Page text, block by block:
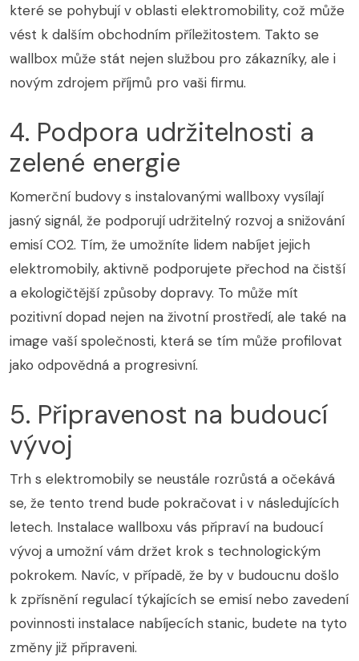
které se pohybují v oblasti elektromobility, což může
vést k dalším obchodním příležitostem. Takto se
wallbox může stát nejen službou pro zákazníky, ale i
novým zdrojem příjmů pro vaši firmu.
4. Podpora udržitelnosti a
zelené energie
Komerční budovy s instalovanými wallboxy vysílají
jasný signál, že podporují udržitelný rozvoj a snižování
emisí CO2. Tím, že umožníte lidem nabíjet jejich
elektromobily, aktivně podporujete přechod na čistší
a ekologičtější způsoby dopravy. To může mít
pozitivní dopad nejen na životní prostředí, ale také na
image vaší společnosti, která se tím může profilovat
jako odpovědná a progresivní.
5. Připravenost na budoucí
vývoj
Trh s elektromobily se neustále rozrůstá a očekává
se, že tento trend bude pokračovat i v následujících
letech. Instalace wallboxu vás připraví na budoucí
vývoj a umožní vám držet krok s technologickým
pokrokem. Navíc, v případě, že by v budoucnu došlo
k zpřísnění regulací týkajících se emisí nebo zavedení
povinnosti instalace nabíjecích stanic, budete na tyto
změny již připraveni.